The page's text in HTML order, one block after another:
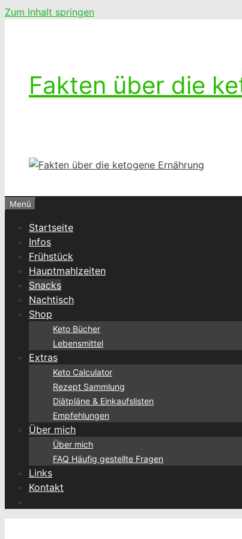
Zum Inhalt springen
Fakten über die
Menü
Startseite
Infos
Frühstück
Hauptmahlzeiten
Snacks
Nachtisch
Shop
Keto Bücher
Lebensmittel
Extras
Keto Calculator
Rezept Sammlung
Diätpläne & Einkaufslisten
Empfehlungen
Über mich
Über mich
FAQ Häufig gestellte Fragen
Links
Kontakt